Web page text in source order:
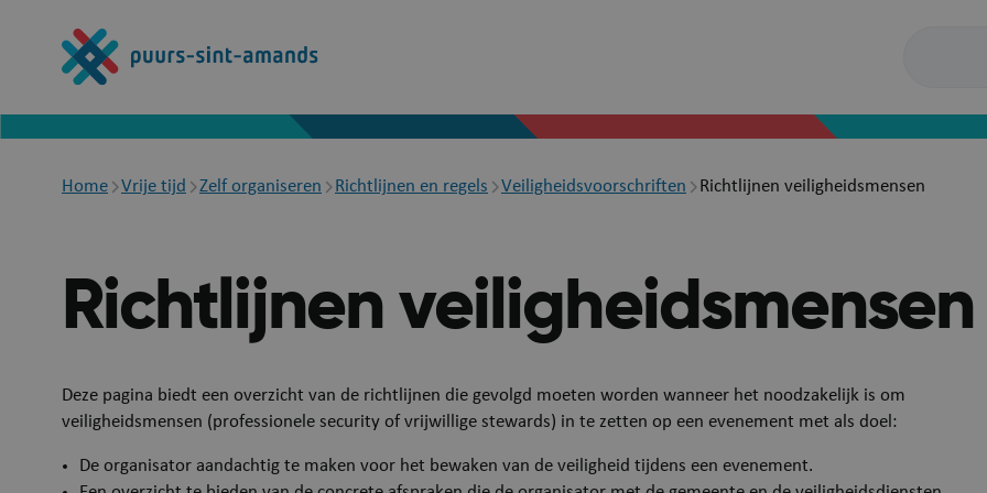
inhoud
gaan
Breadcrumb
Home Vrije tijd Zelf organiseren Richtlijnen en regels Veiligheidsvoorschriften Richtlijnen veiligheidsmensen
Richtlijnen veiligheidsmensen
Deze pagina biedt een overzicht van de richtlijnen die gevolgd moeten worden wanneer het noodzakelijk is om
veiligheidsmensen (professionele security of vrijwillige stewards) in te zetten op een evenement met als doel:
De organisator aandachtig te maken voor het bewaken van de veiligheid tijdens een evenement.